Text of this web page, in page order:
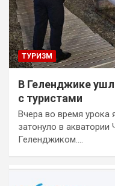
ТУРИЗМ
В Геленджике
с туристами
Вчера во время урока
затонуло в
Геленджиком.…